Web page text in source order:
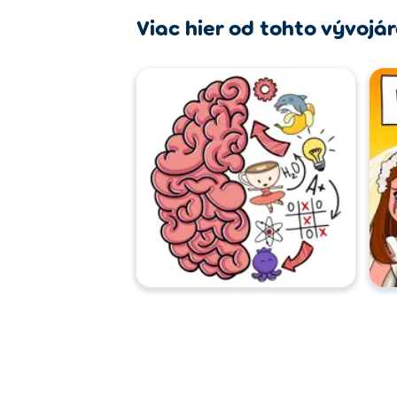
Viac hier od tohto